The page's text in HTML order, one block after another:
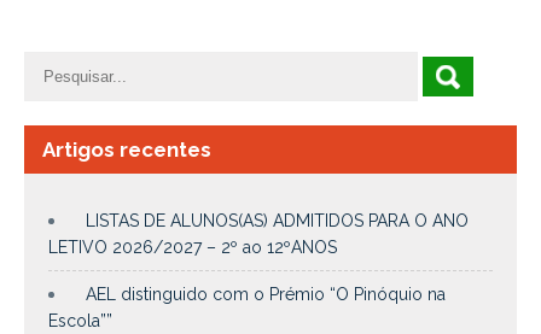
Artigos recentes
LISTAS DE ALUNOS(AS) ADMITIDOS PARA O ANO
LETIVO 2026/2027 – 2º ao 12ºANOS
AEL distinguido com o Prémio “O Pinóquio na
Escola””